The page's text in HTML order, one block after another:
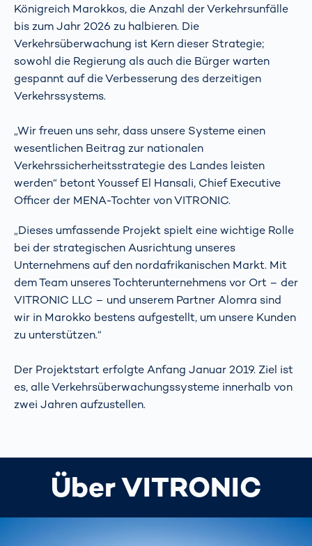
Königreich Marokkos, die Anzahl der Verkehrsunfälle
bis zum Jahr 2026 zu halbieren. Die
Verkehrsüberwachung ist Kern dieser Strategie;
sowohl die Regierung als auch die Bürger warten
gespannt auf die Verbesserung des derzeitigen
Verkehrssystems.
„Wir freuen uns sehr, dass unsere Systeme einen
wesentlichen Beitrag zur nationalen
Verkehrssicherheitsstrategie des Landes leisten
werden“ betont Youssef El Hansali, Chief Executive
Officer der MENA-Tochter von VITRONIC.
„Dieses umfassende Projekt spielt eine wichtige Rolle
bei der strategischen Ausrichtung unseres
Unternehmens auf den nordafrikanischen Markt. Mit
dem Team unseres Tochterunternehmens vor Ort – der
VITRONIC LLC – und unserem Partner Alomra sind
wir in Marokko bestens aufgestellt, um unsere Kunden
zu unterstützen.“
Der Projektstart erfolgte Anfang Januar 2019. Ziel ist
es, alle Verkehrsüberwachungssysteme innerhalb von
zwei Jahren aufzustellen.
Über VITRONIC